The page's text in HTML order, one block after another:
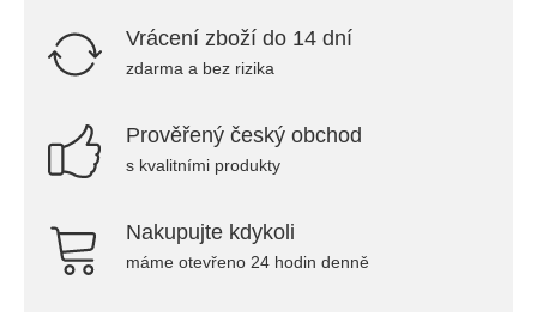
Vrácení zboží do 14 dní
zdarma a bez rizika
Prověřený český obchod
s kvalitními produkty
Nakupujte kdykoli
máme otevřeno 24 hodin denně